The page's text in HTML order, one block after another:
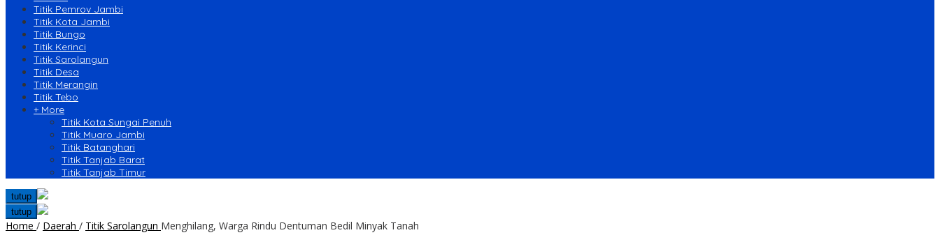
Titik Pemrov Jambi
Titik Kota Jambi
Titik Bungo
Titik Kerinci
Titik Sarolangun
Titik Desa
Titik Merangin
Titik Tebo
+ More
Titik Kota Sungai Penuh
Titik Muaro Jambi
Titik Batanghari
Titik Tanjab Barat
Titik Tanjab Timur
tutup
tutup
Home / Daerah / Titik Sarolangun Menghilang, Warga Rindu Dentuman Bedil Minyak Tanah